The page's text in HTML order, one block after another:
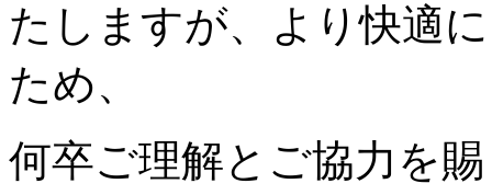
たしますが、より快適
ため、
何卒ご理解とご協力を